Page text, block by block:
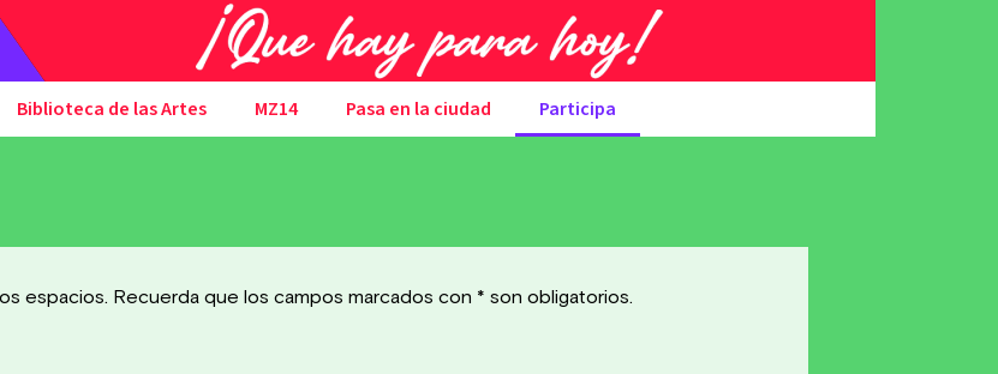
Biblioteca de las Artes MZ14 Pasa en la ciudad Participa
espacios. Recuerda que los campos marcados con * son obligatorios.